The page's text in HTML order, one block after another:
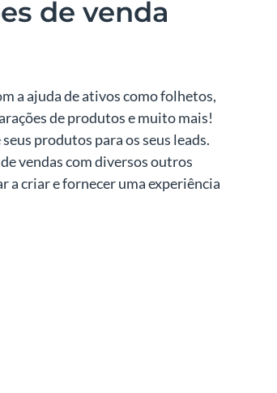
de venda
a ajuda de ativos como folhetos,
de produtos e muito mais!
produtos para os seus leads.
vendas com diversos outros
a criar e fornecer uma experiência